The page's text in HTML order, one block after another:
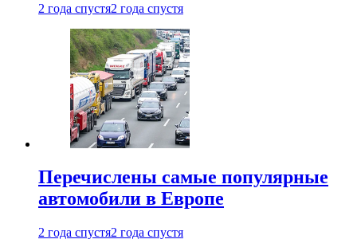
2 года спустя2 года спустя
Перечислены самые популярные
автомобили в Европе
2 года спустя2 года спустя